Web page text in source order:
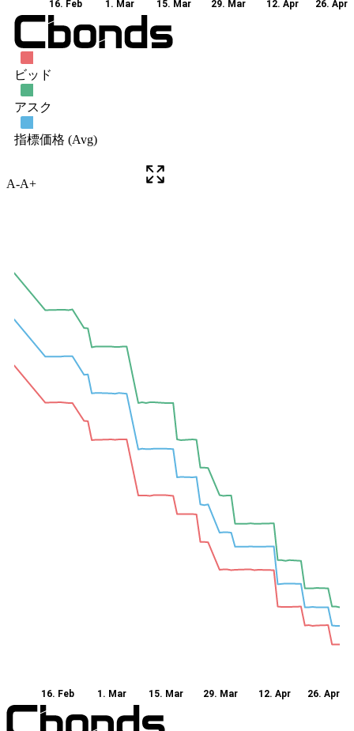
A-A+
16. Feb 1. Mar 15. Mar 29. Mar 12. Apr 26. Apr